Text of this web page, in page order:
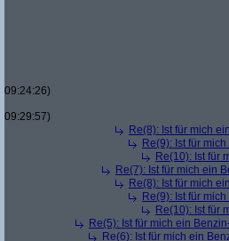
09:24:26)
09:29:57)
Re(8): Ist für mich
Re(9): Ist für
Re(10): Ist für
Re(7): Ist für mich ein
Re(8): Ist für mich
Re(9): Ist für
Re(10): Ist für
Re(5): Ist für mich ein
Re(6): Ist für mich ein